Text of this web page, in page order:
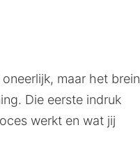
maar het brein
Die eerste indruk
werkt en wat jij